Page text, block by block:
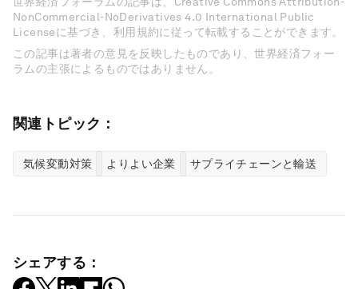
NonCommercial-NoDerivatives 4.0 International Public
Licenseに基づき、利用規約に従って転載することができます。
この記事は著者の意見を反映したものであり、世界経済フォー
ラムの主張によるものではありません。
関連トピック：
気候変動対策 よりよい企業 サプライチェーンと輸送
シェアする：